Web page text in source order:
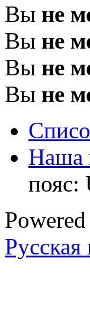
Вы не
Вы не
Вы не
Вы не
Наша
пояс: